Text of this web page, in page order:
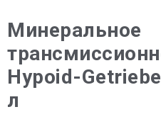
Минеральное
Hypoid-
л